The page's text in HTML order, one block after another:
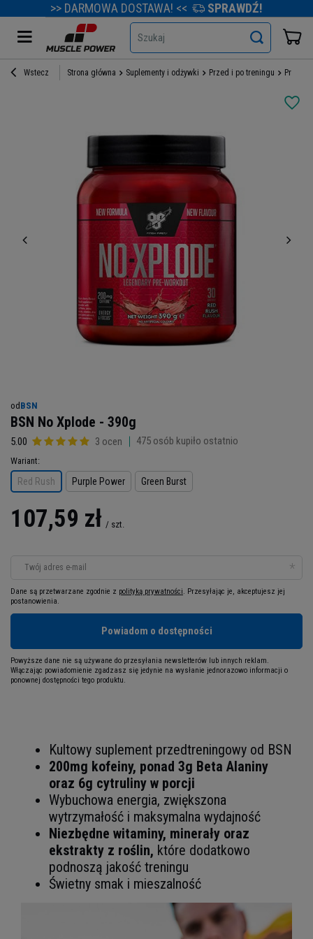
>> DARMOWA DOSTAWA! << SPRAWDŹ!
Szukaj
Wstecz Strona główna Suplementy i odżywki Przed i po treningu
od BSN
BSN No Xplode - 390g
5.00 3 ocen 475 osób kupiło ostatnio
Wariant
Red Rush Purple Power Green Burst
107,59 zł / szt.
Twój adres e-mail
Dane są przetwarzane zgodnie z polityką prywatności. Przesyłając je, akceptujesz jej
postanowienia.
Powiadom o dostępności
Powyższe dane nie są używane do przesyłania newsletterów lub innych reklam.
Włączając powiadomienie zgadzasz się jedynie na wysłanie jednorazowo informacji o
ponownej dostępności tego produktu.
Kultowy suplement przedtreningowy od BSN
200mg kofeiny, ponad 3g Beta Alaniny
oraz 6g cytruliny w porcji
Wybuchowa energia, zwiększona
wytrzymałość i maksymalna wydajność
Niezbędne witaminy, minerały oraz
ekstrakty z roślin, które dodatkowo
podnoszą jakość treningu
Świetny smak i mieszalność